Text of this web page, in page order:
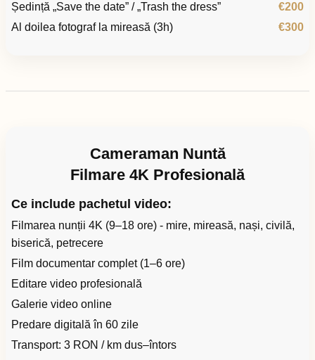
Ședință „Save the date” / „Trash the dress”
€200
Al doilea fotograf la mireasă (3h)
€300
Cameraman Nuntă
Filmare 4K Profesională
Ce include pachetul video:
Filmarea nunții 4K (9–18 ore) - mire, mireasă, nași, civilă,
biserică, petrecere
Film documentar complet (1–6 ore)
Editare video profesională
Galerie video online
Predare digitală în 60 zile
Transport: 3 RON / km dus–întors